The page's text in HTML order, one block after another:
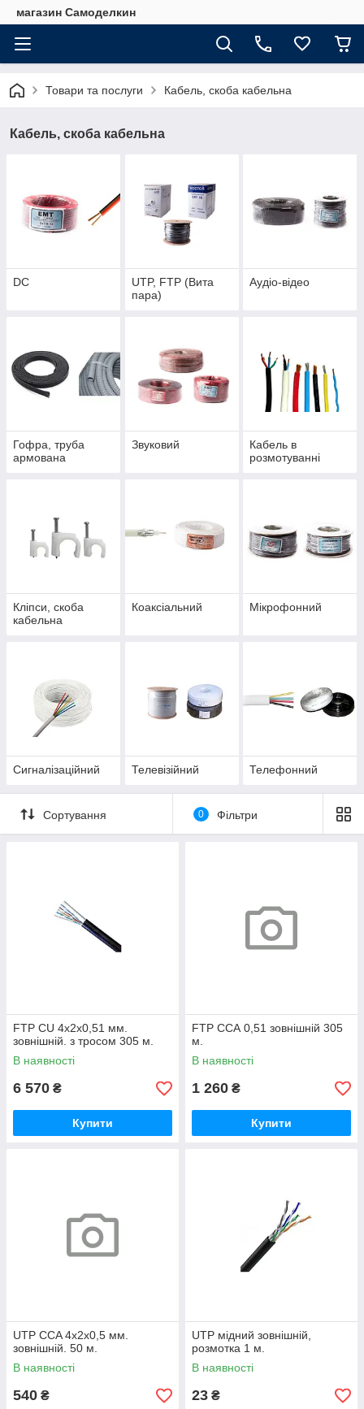
магазин Самоделкин
Товари та послуги Кабель, скоба кабельна
Кабель, скоба кабельна
DC
UTP, FTP (Вита
пара)
Аудіо-відео
Гофра, труба
армована
Звуковий
Кабель в
розмотуванні
Кліпси, скоба
кабельна
Коаксіальний Мікрофонний
Сигналізаційний Телевізійний Телефонний
Сортування 0 Фільтри
FTP CU 4х2х0,51 мм.
зовнішній. з тросом 305 м.
В наявності
6 570 ₴
Купити
FTP ССА 0,51 зовнішній 305
м.
В наявності
1 260 ₴
Купити
UTP CCA 4х2х0,5 мм.
зовнішній. 50 м.
В наявності
540 ₴
UTP мідний зовнішній,
розмотка 1 м.
В наявності
23 ₴